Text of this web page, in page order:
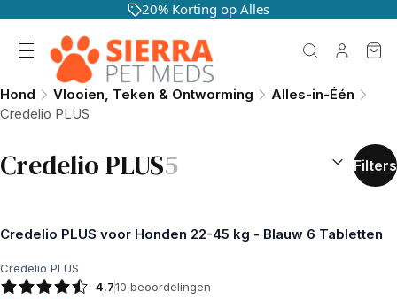
20% Korting op Alles
Hond Vlooien, Teken & Ontworming
Alles-in-Één
Credelio PLUS
Credelio PLUS5 SORTEREN
Filters
Credelio PLUS voor Honden 22-45 kg - Blauw 6 Tabletten
Credelio PLUS
4.710 beoordelingen